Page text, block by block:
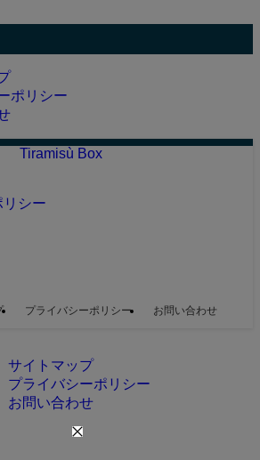
ポリシー
Tiramisù Box
リシー
プライバシーポリシー お問い合わせ
サイトマップ
プライバシーポリシー
お問い合わせ